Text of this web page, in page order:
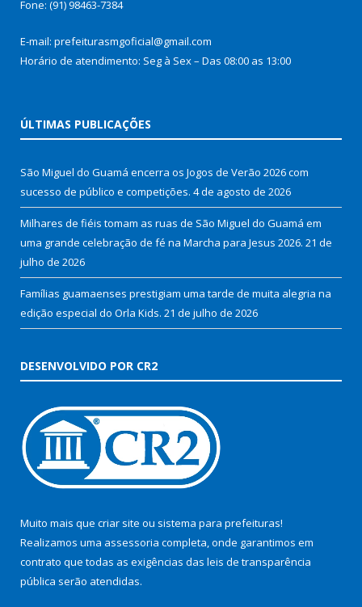
Fone: (91) 98463-7384
E-mail: prefeiturasmgoficial@gmail.com
Horário de atendimento: Seg à Sex – Das 08:00 as 13:00
ÚLTIMAS PUBLICAÇÕES
São Miguel do Guamá encerra os Jogos de Verão 2026 com
sucesso de público e competições. 4 de agosto de 2026
Milhares de fiéis tomam as ruas de São Miguel do Guamá em
uma grande celebração de fé na Marcha para Jesus 2026. 21 de
julho de 2026
Famílias guamaenses prestigiam uma tarde de muita alegria na
edição especial do Orla Kids. 21 de julho de 2026
DESENVOLVIDO POR CR2
Muito mais que criar site ou sistema para prefeituras!
Realizamos uma assessoria completa, onde garantimos em
contrato que todas as exigências das leis de transparência
pública serão atendidas.